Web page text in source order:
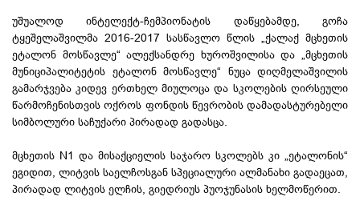
უშუალოდ ინტელექტ-ჩემპიონატის დაწყებამდე, გოჩა
ტყეშელაშვილმა 2016-2017 სასწავლო წლის „ქალაქ მცხეთის
ეტალონ მოსწავლე“ ალექსანდრე ხუროშვილისა და „მცხეთის
მუნიციპალიტეტის ეტალონ მოსწავლე“ ნუცა დიღმელაშვილის
გამარჯვება კიდევ ერთხელ მიულოცა და სკოლების ღირსეული
წარმოჩენისთვის ოქროს ფონდის წევრობის დამადასტურებელი
სიმბოლური საჩუქარი პირადად გადასცა.
მცხეთის N1 და მისაქციელის საჯარო სკოლებს კი „ეტალონის“
ეგიდით, ლიტვის საელჩოსგან სპეციალური ალმანახი გადაეცათ,
პირადად ლიტვის ელჩის, გიედრიუს პუოჯუნასის ხელმოწერით.